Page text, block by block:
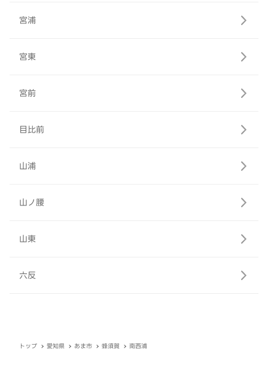
宮浦
宮東
宮前
目比前
山浦
山ノ腰
山東
六反
トップ 愛知県 あま市 蜂須賀 南西浦